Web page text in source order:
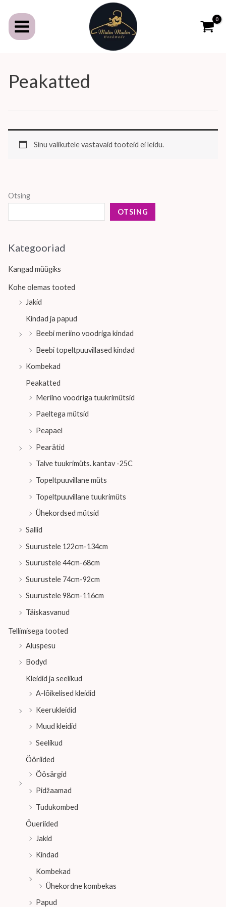
content
Peakatted
Sinu valikutele vastavaid tooteid ei leidu.
Otsing
OTSING
Kategooriad
Kangad müügiks
Kohe olemas tooted
Jakid
Kindad ja papud
Beebi meriino voodriga kindad
Beebi topeltpuuvillased kindad
Kombekad
Peakatted
Meriino voodriga tuukrimütsid
Paeltega mütsid
Peapael
Pearätid
Talve tuukrimüts. kantav -25C
Topeltpuuvillane müts
Topeltpuuvillane tuukrimüts
Ühekordsed mütsid
Sallid
Suurustele 122cm-134cm
Suurustele 44cm-68cm
Suurustele 74cm-92cm
Suurustele 98cm-116cm
Täiskasvanud
Tellimisega tooted
Aluspesu
Bodyd
Kleidid ja seelikud
A-lõikelised kleidid
Keerukleidid
Muud kleidid
Seelikud
Ööriided
Öösärgid
Pidžaamad
Tudukombed
Õueriided
Jakid
Kindad
Kombekad
Ühekordne kombekas
Papud